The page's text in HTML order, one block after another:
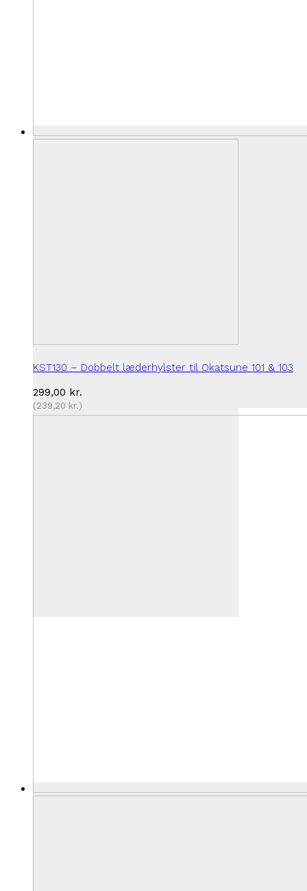
KST130 – Dobbelt læderhylster til Okatsune 101 & 103
299,00 kr.
(239,20 kr.)